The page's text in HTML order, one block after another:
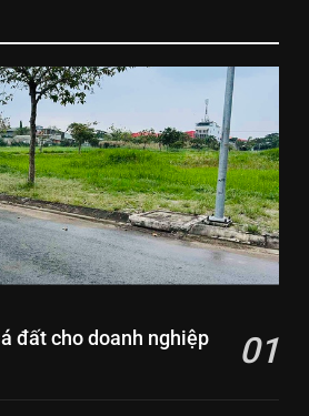
đất cho doanh nghiệp 01